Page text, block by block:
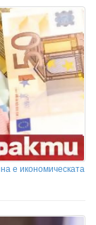
е икономическата